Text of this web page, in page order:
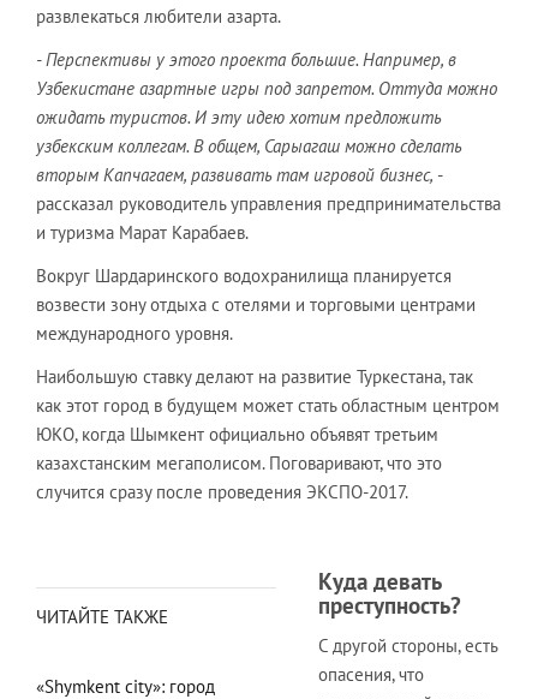
развлекаться любители азарта.
- Перспективы у этого проекта большие. Например, в
Узбекистане азартные игры под запретом. Оттуда можно
ожидать туристов. И эту идею хотим предложить
узбекским коллегам. В общем, Сарыагаш можно сделать
вторым Капчагаем, развивать там игровой бизнес, -
рассказал руководитель управления предпринимательства
и туризма Марат Карабаев.
Вокруг Шардаринского водохранилища планируется
возвести зону отдыха с отелями и торговыми центрами
международного уровня.
Наибольшую ставку делают на развитие Туркестана, так
как этот город в будущем может стать областным центром
ЮКО, когда Шымкент официально объявят третьим
казахстанским мегаполисом. Поговаривают, что это
случится сразу после проведения ЭКСПО-2017.
ЧИТАЙТЕ ТАКЖЕ
«Shymkent city»: город
Куда девать
преступность?
С другой стороны, есть
опасения, что